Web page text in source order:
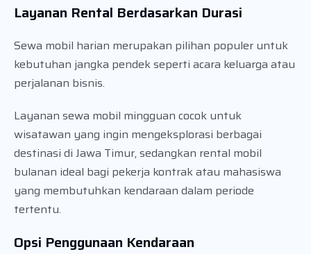
Layanan Rental Berdasarkan Durasi
Sewa mobil harian merupakan pilihan populer untuk
kebutuhan jangka pendek seperti acara keluarga atau
perjalanan bisnis.
Layanan sewa mobil mingguan cocok untuk
wisatawan yang ingin mengeksplorasi berbagai
destinasi di Jawa Timur, sedangkan rental mobil
bulanan ideal bagi pekerja kontrak atau mahasiswa
yang membutuhkan kendaraan dalam periode
tertentu.
Opsi Penggunaan Kendaraan